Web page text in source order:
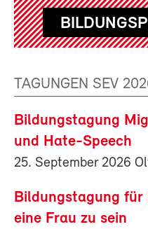
TAGUNGEN SEV
Bildungstagung
und Hate-Speech
25. September 2026
Bildungstagung für
eine Frau zu sein